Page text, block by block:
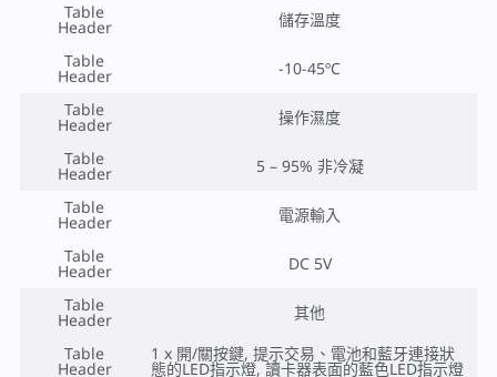
Table
Header
儲存溫度
Table
Header
-10-45ºC
Table
Header
操作濕度
Table
Header
5 – 95% 非冷凝
Table
Header
電源輸入
Table
Header
DC 5V
Table
Header
其他
Table
Header
1 x 開/關按鍵, 提示交易、電池和藍牙連接狀
態的LED指示燈, 讀卡器表面的藍色LED指示燈